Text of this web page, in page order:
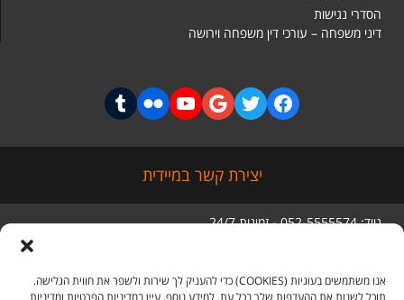
אנו משתמשים בעוגיות (COOKIES) כדי להעניק לך שירות ולשפר את חווית הגלישה.
תוכל לשנות את ההעדפות שלך בכל עת. למידע נוסף, עיין במדיניות הפרטיות ומדיניות
הסדרי נגישות
דיני משפחה – עורכי דין משפחה וירושה
יצירת קשר במיידית
נייד: 052-5555574 - זמינות 24/7
בני ברק